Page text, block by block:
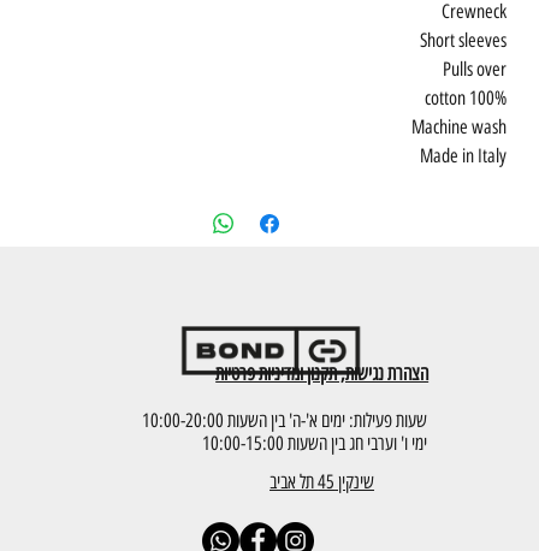
Crewneck
Short sleeves
Pulls over
100% cotton
Machine wash
Made in Italy
הצהרת נגישות, תקנון ומדיניות פרטיות
שעות פעילות: ימים א'-ה' בין השעות 10:00-20:00
ימי ו' וערבי חג בין השעות 10:00-15:00
שינקין 45 תל אביב